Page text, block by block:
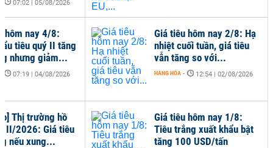
HÀNG HÓA - 07:02 | 05/08/2026
Giá tiêu hôm nay 4/8:
Xuất khẩu tiêu quý II tăng
về lượng nhưng giảm...
HÀNG HÓA - 07:19 | 04/08/2026
[Báo cáo] Thị trường hồ
tiêu quý II/2026: Giá tiêu
khó tăng nếu xung...
Giá tiêu hôm nay
nhiệt cuối tuần,
vẫn tăng so với...
HÀNG HÓA - 12:54 | 02/
Giá tiêu hôm nay
Tiêu trắng xuất
tăng 100 USD/tấn